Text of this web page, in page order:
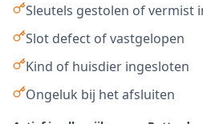
Sleutels gestolen of vermist
Slot defect of vastgelopen
Kind of huisdier ingesloten
Ongeluk bij het afsluiten